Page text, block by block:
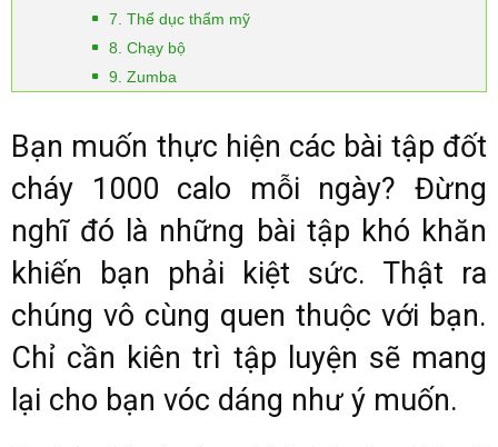
7. Thể dục thẩm mỹ
8. Chạy bộ
9. Zumba
Bạn muốn thực hiện các bài tập đốt
cháy 1000 calo mỗi ngày? Đừng
nghĩ đó là những bài tập khó khăn
khiến bạn phải kiệt sức. Thật ra
chúng vô cùng quen thuộc với bạn.
Chỉ cần kiên trì tập luyện sẽ mang
lại cho bạn vóc dáng như ý muốn.